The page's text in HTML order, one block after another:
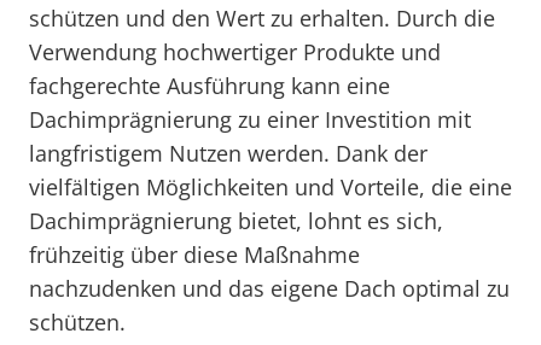
schützen und den Wert zu erhalten. Durch die
Verwendung hochwertiger Produkte und
fachgerechte Ausführung kann eine
Dachimprägnierung zu einer Investition mit
langfristigem Nutzen werden. Dank der
vielfältigen Möglichkeiten und Vorteile, die eine
Dachimprägnierung bietet, lohnt es sich,
frühzeitig über diese Maßnahme
nachzudenken und das eigene Dach optimal zu
schützen.